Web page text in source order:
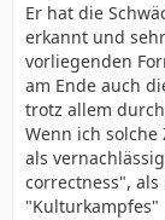
Er hat die
erkannt und
vorliegenden
am Ende auch
trotz allem
Wenn ich
als
correctness",
"Kulturkampfes"